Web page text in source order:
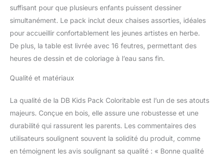
suffisant pour que plusieurs enfants puissent dessiner
simultanément. Le pack inclut deux chaises assorties, idéales
pour accueillir confortablement les jeunes artistes en herbe.
De plus, la table est livrée avec 16 feutres, permettant des
heures de dessin et de coloriage à l’eau sans fin.
Qualité et matériaux
La qualité de la DB Kids Pack Coloritable est l’un de ses atouts
majeurs. Conçue en bois, elle assure une robustesse et une
durabilité qui rassurent les parents. Les commentaires des
utilisateurs soulignent souvent la solidité du produit, comme
en témoignent les avis soulignant sa qualité : « Bonne qualité